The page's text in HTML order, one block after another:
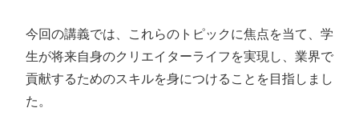
今回の講義では、これらのトピックに焦点を当て、学
生が将来自身のクリエイターライフを実現し、業界で
貢献するためのスキルを身につけることを目指しまし
た。